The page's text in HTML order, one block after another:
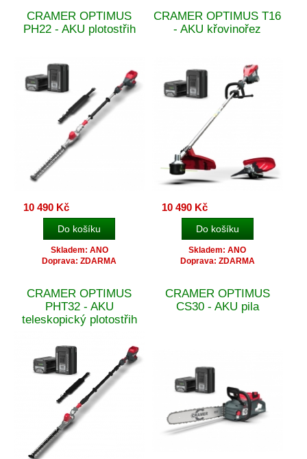
CRAMER OPTIMUS
PH22 - AKU plotostřih
10 490 Kč
Skladem: ANO
Doprava: ZDARMA
CRAMER OPTIMUS T16
- AKU křovinořez
10 490 Kč
Skladem: ANO
Doprava: ZDARMA
CRAMER OPTIMUS
PHT32 - AKU
teleskopický plotostřih
CRAMER OPTIMUS
CS30 - AKU pila